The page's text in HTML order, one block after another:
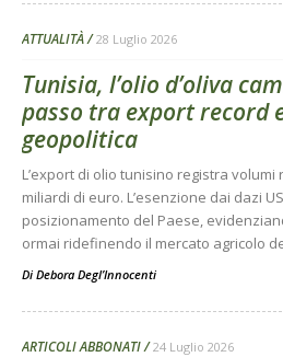
ATTUALITÀ 28 Luglio 2026
Tunisia, l’olio d’oliva
passo tra export record
geopolitica
L’export di olio tunisino registra
miliardi di euro. L’esenzione dai dazi
posizionamento del Paese,
ormai ridefinendo il mercato agricolo
Di Debora Degl’Innocenti
ARTICOLI ABBONATI 24 Luglio 2026